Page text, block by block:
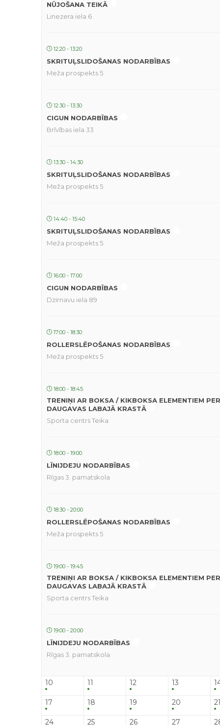
NŪJOŠANA TEIKĀ
Linezera iela 6
12:20 - 13:20
SKRITUĻSLIDOŠANAS NODARBĪBAS
Meža prospekts 5
12:30 - 13:30
CIGUN NODARBĪBAS
Brīvības iela 33
13:30 - 14:30
SKRITUĻSLIDOŠANAS NODARBĪBAS
Meža prospekts 5
14:40 - 15:40
SKRITUĻSLIDOŠANAS NODARBĪBAS
Meža prospekts 5
16:00 - 17:00
CIGUN NODARBĪBAS
Dzirnavu iela 89
17:00 - 18:30
ROLLERSLĒPOŠANAS NODARBĪBAS
Meža prospekts 5
18:00 - 18:45
TRENIŅI AR BOKSA / KIKBOKSA ELEMENTIEM
DAUGAVAS LABAJĀ KRASTĀ
Sporta centrs Teika
18:00 - 19:00
LĪNIJDEJU NODARBĪBAS
Rīgas 3. pamatskola
18:30 - 20:00
ROLLERSLĒPOŠANAS NODARBĪBAS
Meža prospekts 5
19:00 - 19:45
TRENIŅI AR BOKSA / KIKBOKSA ELEMENTIEM
DAUGAVAS LABAJĀ KRASTĀ
Sporta centrs Teika
19:00 - 20:00
LĪNIJDEJU NODARBĪBAS
Rīgas 3. pamatskola
10 11 12 13
17 18 19 20
24 25 26 27